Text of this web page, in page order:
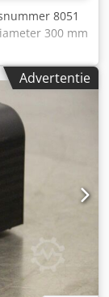
8051
300 mm
voor de
beweegt
een hoek van
de
mm -
bij 90
-
2 x 2 kW -
l/b/h 3520 x
– niet
afhankelijk
variëren
–
Advertentie